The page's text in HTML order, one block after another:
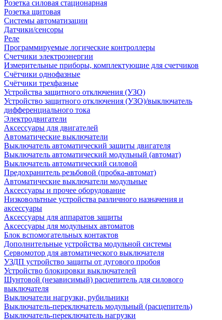
Розетка силовая стационарная
Розетка щитовая
Системы автоматизации
Датчики/сенсоры
Реле
Программируемые логические контроллеры
Счетчики электроэнергии
Измерительные приборы, комплектующие для счетчиков
Счётчики однофазные
Счётчики трехфазные
Устройства защитного отключения (УЗО)
Устройство защитного отключения (УЗО)/выключатель
дифференциального тока
Электродвигатели
Аксессуары для двигателей
Автоматические выключатели
Выключатель автоматический защиты двигателя
Выключатель автоматический модульный (автомат)
Выключатель автоматический силовой
Предохранитель резьбовой (пробка-автомат)
Автоматические выключатели модульные
Аксессуары и прочее оборудование
Низковольтные устройства различного назначения и
аксессуары
Аксессуары для аппаратов защиты
Аксессуары для модульных автоматов
Блок вспомогательных контактов
Дополнительные устройства модульной системы
Сервомотор для автоматического выключателя
УЗДП устройство защиты от дугового пробоя
Устройство блокировки выключателей
Шунтовой (независимый) расцепитель для силового
выключателя
Выключатели нагрузки, рубильники
Выключатель-переключатель модульный (расцепитель)
Выключатель-переключатель нагрузки